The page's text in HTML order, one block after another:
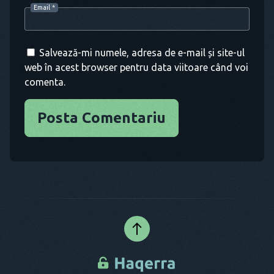
Email *
Salvează-mi numele, adresa de e-mail și site-ul
web în acest browser pentru data viitoare când voi
comenta.
Posta Comentariu